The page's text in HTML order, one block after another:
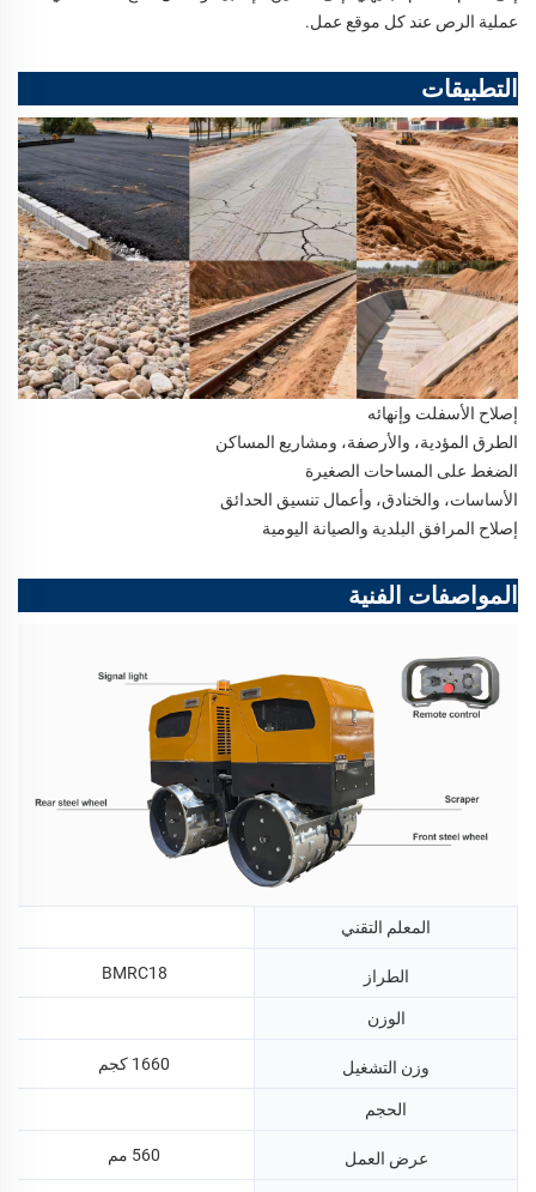
عملية الرص عند كل موقع عمل.
التطبيقات
إصلاح الأسفلت وإنهائه
الطرق المؤدية، والأرصفة، ومشاريع المساكن
الضغط على المساحات الصغيرة
الأساسات، والخنادق، وأعمال تنسيق الحدائق
إصلاح المرافق البلدية والصيانة اليومية
المواصفات الفنية
المعلم التقني
الطراز BMRC18
الوزن
وزن التشغيل 1660 كجم
الحجم
عرض العمل 560 مم